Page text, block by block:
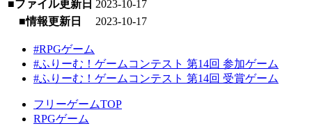
■ファイル更新日 2023-10-17
■情報更新日
2023-10-17
#RPGゲーム
#ふりーむ！ゲームコンテスト 第14回 参加ゲーム
#ふりーむ！ゲームコンテスト 第14回 受賞ゲーム
フリーゲームTOP
RPGゲーム